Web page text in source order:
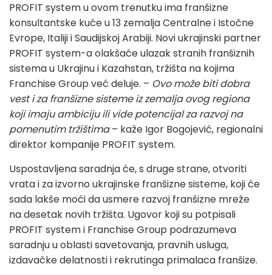
PROFIT system u ovom trenutku ima franšizne
konsultantske kuće u 13 zemalja Centralne i Istočne
Evrope, Italiji i Saudijskoj Arabiji. Novi ukrajinski partner
PROFIT system-a olakšaće ulazak stranih franšiznih
sistema u Ukrajinu i Kazahstan, tržišta na kojima
Franchise Group već deluje. – Ovo može biti dobra
vest i za franšizne sisteme iz zemalja ovog regiona
koji imaju ambiciju ili vide potencijal za razvoj na
pomenutim tržištima– kaže Igor Bogojević, regionalni
direktor kompanije PROFIT system.
Uspostavljena saradnja će, s druge strane, otvoriti
vrata i za izvorno ukrajinske franšizne sisteme, koji će
sada lakše moći da usmere razvoj franšizne mreže
na desetak novih tržišta. Ugovor koji su potpisali
PROFIT system i Franchise Group podrazumeva
saradnju u oblasti savetovanja, pravnih usluga,
izdavačke delatnosti i rekrutinga primalaca franšize.